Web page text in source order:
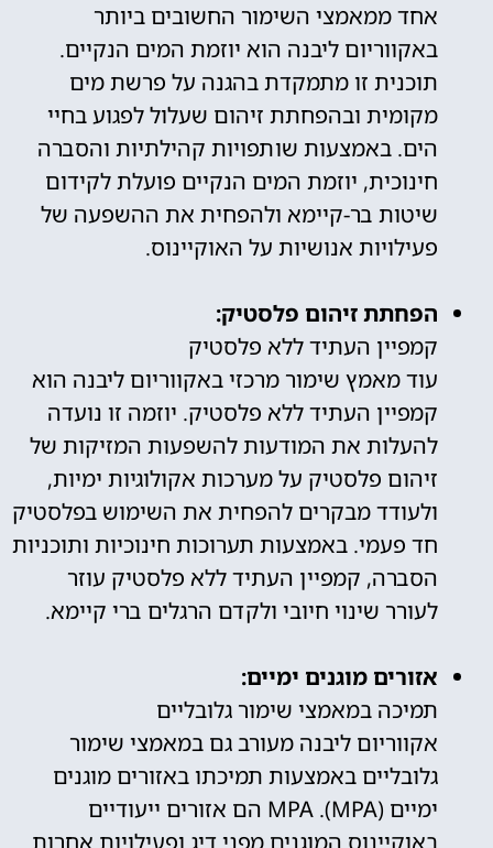
אחד ממאמצי השימור החשובים ביותר
באקווריום ליבנה הוא יוזמת המים הנקיים.
תוכנית זו מתמקדת בהגנה על פרשת מים
מקומית ובהפחתת זיהום שעלול לפגוע בחיי
הים. באמצעות שותפויות קהילתיות והסברה
חינוכית, יוזמת המים הנקיים פועלת לקידום
שיטות בר-קיימא ולהפחית את ההשפעה של
פעילויות אנושיות על האוקיינוס.
הפחתת זיהום פלסטיק:
קמפיין העתיד ללא פלסטיק
עוד מאמץ שימור מרכזי באקווריום ליבנה הוא
קמפיין העתיד ללא פלסטיק. יוזמה זו נועדה
להעלות את המודעות להשפעות המזיקות של
זיהום פלסטיק על מערכות אקולוגיות ימיות,
ולעודד מבקרים להפחית את השימוש בפלסטיק
חד פעמי. באמצעות תערוכות חינוכיות ותוכניות
הסברה, קמפיין העתיד ללא פלסטיק עוזר
לעורר שינוי חיובי ולקדם הרגלים ברי קיימא.
אזורים מוגנים ימיים:
תמיכה במאמצי שימור גלובליים
אקווריום ליבנה מעורב גם במאמצי שימור
גלובליים באמצעות תמיכתו באזורים מוגנים
ימיים (MPA). MPA הם אזורים ייעודיים
באוקיינוס המוגנים מפני דיג ופעילויות אחרות